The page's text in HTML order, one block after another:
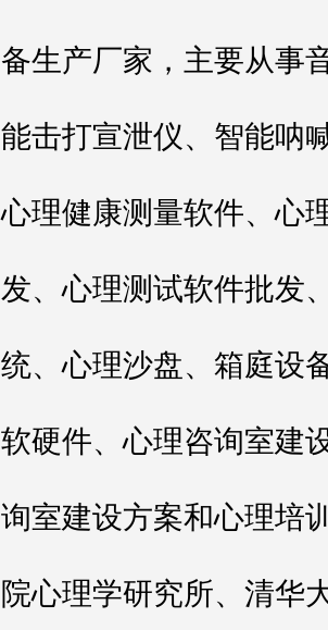
备生产厂家，主要从事
能击打宣泄仪、智能呐
心理健康测量软件、心
发、心理测试软件批发
统、心理沙盘、箱庭设
软硬件、心理咨询室建
询室建设方案和心理培
院心理学研究所、清华